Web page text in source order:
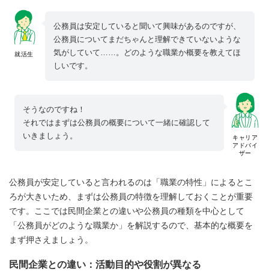
就活生
公務員は安定していると聞いて興味があるのですが、
公務員についてまだちゃんと理解できていないような
気がしていて……。どのような職業か概要を教えてほ
しいです。
キャリア
アドバイ
ザー
そうなのですね！
それではまずは公務員の概要について一緒に確認して
いきましょう。
公務員が安定していると言われるのは「職業の特性」によるとこ
ろが大きいため、まずは公務員の特徴を理解しておくことが重要
です。ここでは民間企業との違いや公務員の種類を中心として
「公務員がどのような職業か」を解説するので、基本的な概要を
まず押さえましょう。
民間企業との違い：活動目的や役割が異なる